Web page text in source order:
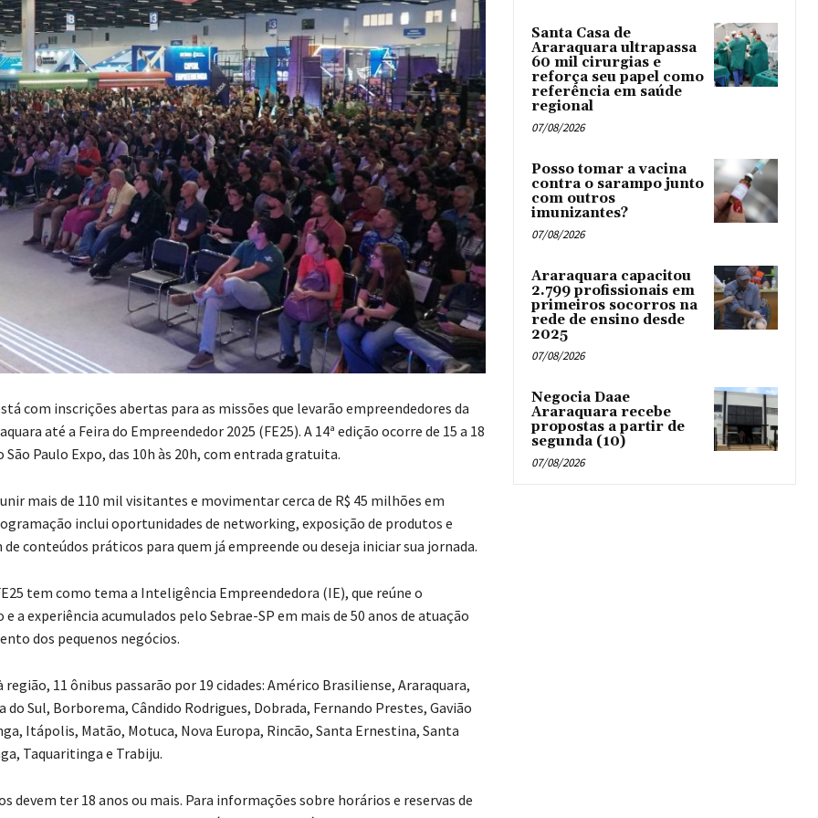
com inscrições abertas para as missões que levarão empreendedores da
até a Feira do Empreendedor 2025 (FE25). A 14ª edição ocorre de 15 a 18
Paulo Expo, das 10h às 20h, com entrada gratuita.
mais de 110 mil visitantes e movimentar cerca de R$ 45 milhões em
inclui oportunidades de networking, exposição de produtos e
conteúdos práticos para quem já empreende ou deseja iniciar sua jornada.
tem como tema a Inteligência Empreendedora (IE), que reúne o
a experiência acumulados pelo Sebrae-SP em mais de 50 anos de atuação
dos pequenos negócios.
região, 11 ônibus passarão por 19 cidades: Américo Brasiliense, Araraquara,
do Sul, Borborema, Cândido Rodrigues, Dobrada, Fernando Prestes, Gavião
Itápolis, Matão, Motuca, Nova Europa, Rincão, Santa Ernestina, Santa
Taquaritinga e Trabiju.
devem ter 18 anos ou mais. Para informações sobre horários e reservas de
Santa Casa de
Araraquara ultrapassa
60 mil cirurgias e
reforça seu papel como
referência em saúde
regional
07/08/2026
Posso tomar a vacina
contra o sarampo junto
com outros
imunizantes?
07/08/2026
Araraquara capacitou
2.799 profissionais em
primeiros socorros na
rede de ensino desde
2025
07/08/2026
Negocia Daae
Araraquara recebe
propostas a partir de
segunda (10)
07/08/2026